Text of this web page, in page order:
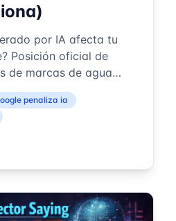
por IA afecta tu
Posición oficial de
de marcas de agua
prácticas.
penaliza ia